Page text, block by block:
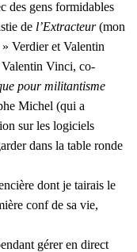
des gens for­mi­dables
de l’Ex­trac­teur(mon
Ver­dier et Valen­tin
Valen­tin Vin­ci, co-
pour mili­tan­tisme
Michel (qui a
sur les logi­ciels
dans la table ronde
dont je tai­rais le
conf de sa vie,
gérer en direct